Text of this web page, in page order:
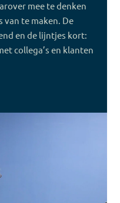
mee te denken
van te maken. De
en de lijntjes kort:
collega’s en klanten